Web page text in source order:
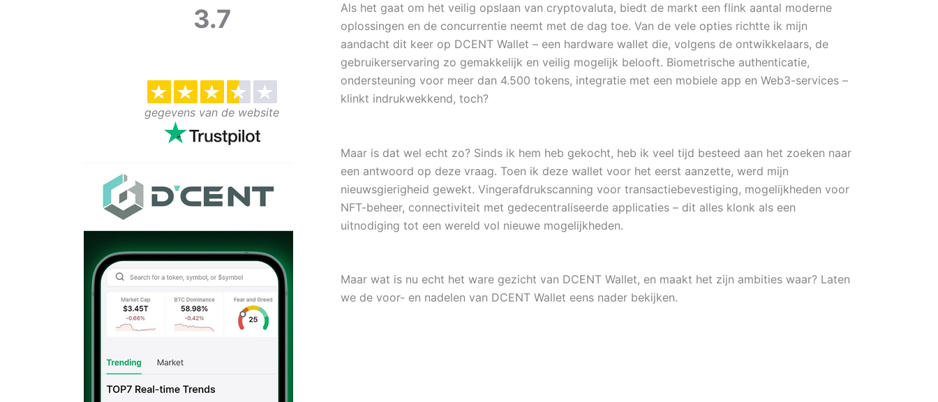
3.7
gegevens van de website
Als het gaat om het veilig opslaan van cryptovaluta, biedt de markt een flink aantal moderne
oplossingen en de concurrentie neemt met de dag toe. Van de vele opties richtte ik mijn
aandacht dit keer op DCENT Wallet – een hardware wallet die, volgens de ontwikkelaars, de
gebruikerservaring zo gemakkelijk en veilig mogelijk belooft. Biometrische authenticatie,
ondersteuning voor meer dan 4.500 tokens, integratie met een mobiele app en Web3-services –
klinkt indrukwekkend, toch?
Maar is dat wel echt zo? Sinds ik hem heb gekocht, heb ik veel tijd besteed aan het zoeken naar
een antwoord op deze vraag. Toen ik deze wallet voor het eerst aanzette, werd mijn
nieuwsgierigheid gewekt. Vingerafdrukscanning voor transactiebevestiging, mogelijkheden voor
NFT-beheer, connectiviteit met gedecentraliseerde applicaties – dit alles klonk als een
uitnodiging tot een wereld vol nieuwe mogelijkheden.
Maar wat is nu echt het ware gezicht van DCENT Wallet, en maakt het zijn ambities waar? Laten
we de voor- en nadelen van DCENT Wallet eens nader bekijken.